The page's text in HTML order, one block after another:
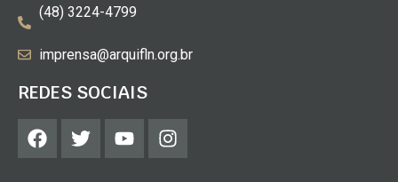
(48) 3224-4799
imprensa@arquifln.org.br
REDES SOCIAIS